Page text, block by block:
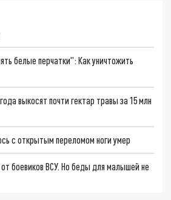
белые перчатки": Как уничтожить
выкосят почти гектар травы за 15 млн
с открытым переломом ноги умер
боевиков ВСУ. Но беды для малышей не